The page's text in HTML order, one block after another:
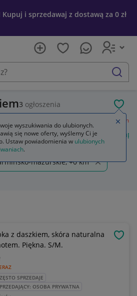
i sprzedawaj z dostawą za 0 zł
szukaj
3 ogłoszenia
Czapki z daszkiem
czapka z daszkiem nike
mazurskie, +0 km
z daszkiem, skóra naturalna
Piękna. S/M.
SPRZEDAJE
OSOBA PRYWATNA
wyszukiwania do ulubionych.
się nowe oferty, wyślemy Ci je
Ustaw powiadomienia w ulubionych
.